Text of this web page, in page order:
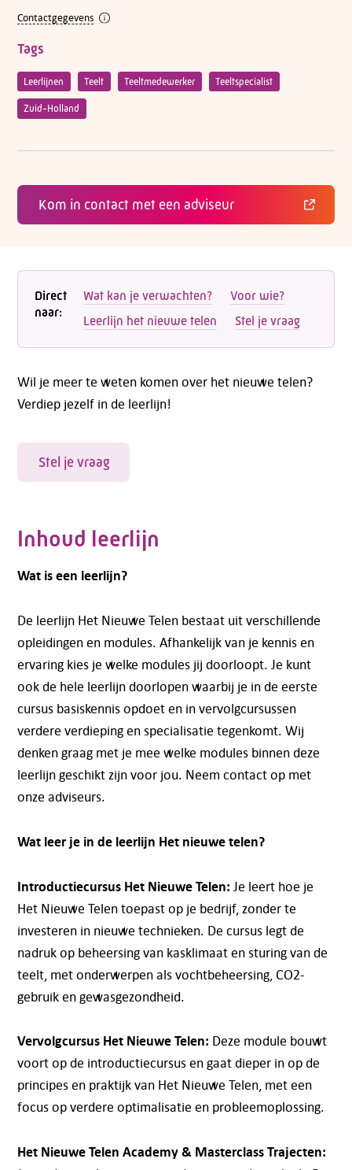
Contactgegevens
Tags
Leerlijnen Teelt Teeltmedewerker Teeltspecialist
Zuid-Holland
Kom in contact met een adviseur
Direct
naar:
Wat kan je verwachten?
Voor wie?
Leerlijn het nieuwe telen
Stel je vraag
Wil je meer te weten komen over het nieuwe telen?
Verdiep jezelf in de leerlijn!
Stel je vraag
Inhoud leerlijn
Wat is een leerlijn?
De leerlijn Het Nieuwe Telen bestaat uit verschillende
opleidingen en modules. Afhankelijk van je kennis en
ervaring kies je welke modules jij doorloopt. Je kunt
ook de hele leerlijn doorlopen waarbij je in de eerste
cursus basiskennis opdoet en in vervolgcursussen
verdere verdieping en specialisatie tegenkomt. Wij
denken graag met je mee welke modules binnen deze
leerlijn geschikt zijn voor jou. Neem contact op met
onze adviseurs.
Wat leer je in de leerlijn Het nieuwe telen?
Introductiecursus Het Nieuwe Telen: Je leert hoe je
Het Nieuwe Telen toepast op je bedrijf, zonder te
investeren in nieuwe technieken. De cursus legt de
nadruk op beheersing van kasklimaat en sturing van de
teelt, met onderwerpen als vochtbeheersing, CO2-
gebruik en gewasgezondheid.
Vervolgcursus Het Nieuwe Telen: Deze module bouwt
voort op de introductiecursus en gaat dieper in op de
principes en praktijk van Het Nieuwe Telen, met een
focus op verdere optimalisatie en probleemoplossing.
Het Nieuwe Telen Academy & Masterclass Trajecten: